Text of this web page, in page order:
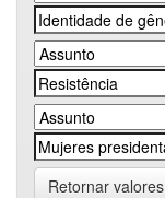
Retornar valores